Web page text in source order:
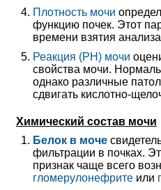
Плотность мочи
функцию почек. Этот
времени взятия
Реакция (PH) мочи
свойства мочи.
однако различные
сдвигать кислотно-
Химический состав мочи
Белок в моче
фильтрации в почках.
признак чаще всего
гломерулонефритеили